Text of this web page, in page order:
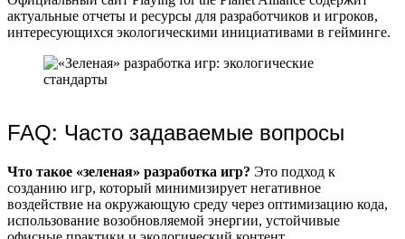
актуальные отчеты и ресурсы для разработчиков и игроков,
интересующихся экологическими инициативами в гейминге.
FAQ: Часто задаваемые вопросы
Что такое «зеленая» разработка игр? Это подход к
созданию игр, который минимизирует негативное
воздействие на окружающую среду через оптимизацию кода,
использование возобновляемой энергии, устойчивые